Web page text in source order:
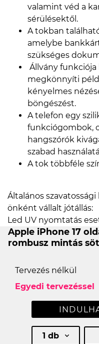
valamint véd a
sérülésektől.
A tokban
amelybe
szükséges
Állvány funkciója
megkönnyíti
kényelmes
böngészést.
A telefon egy
funkciógombok,
hangszórók
szabad
A tok többféle
Általános
önként vállalt jótállás:
Led UV nyomtatás
Apple iPhone 17
rombusz mintás
Tervezés nélkül
Egyedi tervezéssel
1 db